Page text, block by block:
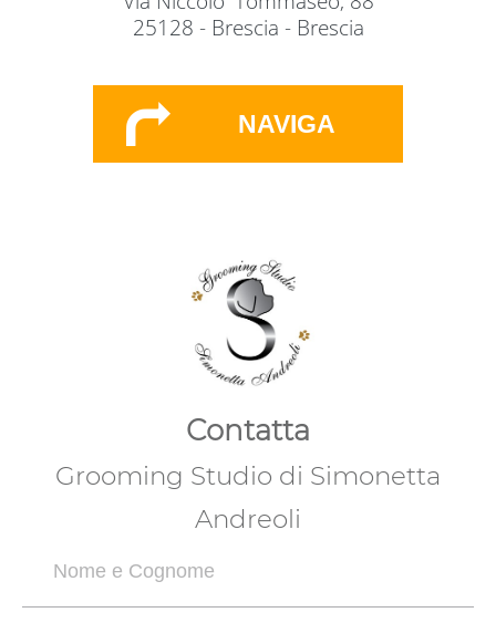
NAVIGA
25128 - Brescia - Brescia
Contatta
Grooming Studio di Simonetta
Andreoli